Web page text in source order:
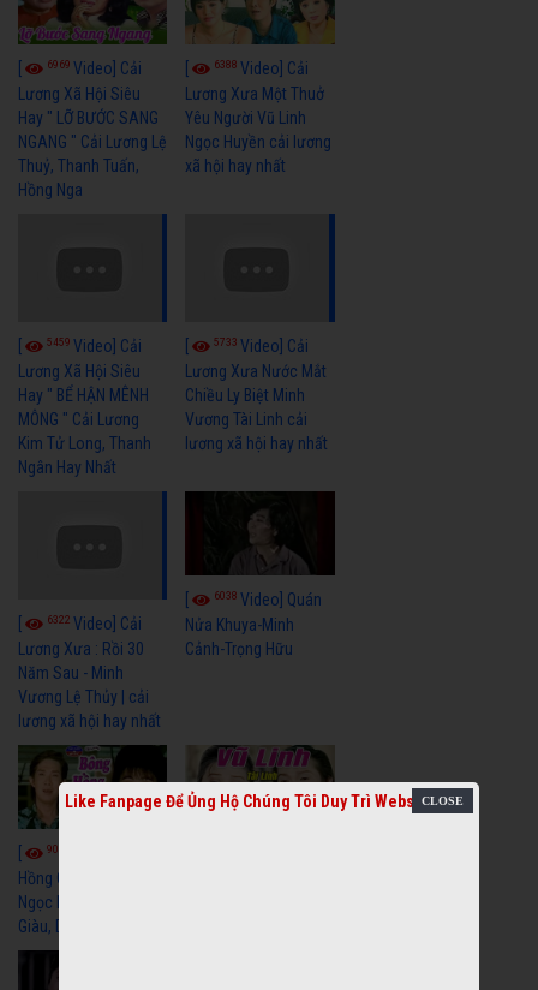
6969 Video] Cải
Lương Xã Hội Siêu
Hay " LỠ BƯỚC SANG
NGANG " Cải Lương Lệ
Thuỷ, Thanh Tuấn,
Hồng Nga
6388Video] Cải
Lương Xưa Một Thuở
Yêu Người Vũ Linh
Ngọc Huyền cải lương
xã hội hay nhất
5459 Video] Cải
Lương Xã Hội Siêu
Hay " BỂ HẬN MÊNH
MÔNG " Cải Lương
Kim Tử Long, Thanh
Ngân Hay Nhất
5733Video] Cải
Lương Xưa Nước Mắt
Chiều Ly Biệt Minh
Vương Tài Linh cải
lương xã hội hay nhất
6322 Video] Cải
Lương Xưa : Rồi 30
Năm Sau - Minh
Vương Lệ Thủy | cải
lương xã hội hay nhất
6038Video] Quán
Nửa Khuya-Minh
Cảnh-Trọng Hữu
9054
Hồng Cài Áo - Vũ Linh,
Ngọc Huyền, Ngọc
Giàu, Diệp Lang
Like Fanpage Để Ủng Hộ Chúng Tôi Duy Trì Website